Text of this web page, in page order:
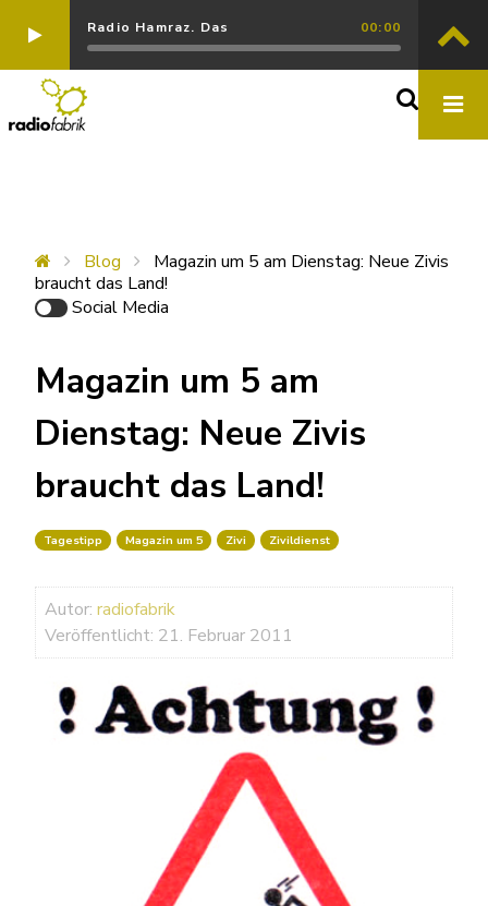
Radio Hamraz. Das 00:00
Blog
Magazin um 5 am Dienstag: Neue Zivis
braucht das Land!
Social Media
Magazin um 5 am
Dienstag: Neue Zivis
braucht das Land!
Tagestipp Magazin um 5 Zivi Zivildienst
Autor: radiofabrik
Veröffentlicht: 21. Februar 2011